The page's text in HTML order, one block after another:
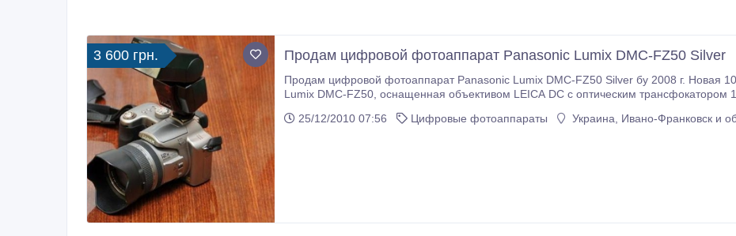
3 600 грн. Продам цифровой фотоаппарат Panasonic Lumix DMC-FZ50 Silver
Продам цифровой фотоаппарат Panasonic Lumix DMC-FZ50 Silver бу 2008 г. Новая
Lumix DMC-FZ50, оснащенная объективом LEICA DC с оптическим трансфокатором 12x (35-420 мм в 35-мм эквиваленте) и
разрешающей способностью.
25/12/2010 07:56 Цифровые фотоаппараты Украина, Ивано-Франковск и